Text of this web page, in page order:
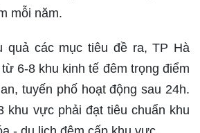
mỗi năm.
quả các mục tiêu đề ra, TP Hà
6-8 khu kinh tế đêm trọng điểm
tuyến phố hoạt động sau 24h.
khu vực phải đạt tiêu chuẩn khu